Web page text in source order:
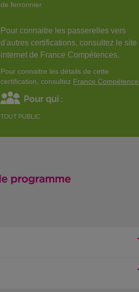
de ferronnier.
Pour connaitre les passerelles vers
d'autres certifications, consultez le site
internet de France Compétences.
Pour connaitre les détails de cette
certification, consultez France
Pour qui :
TOUT PUBLIC